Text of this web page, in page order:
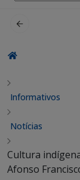
por:
Informativos
Notícias
Cultura
Afonso